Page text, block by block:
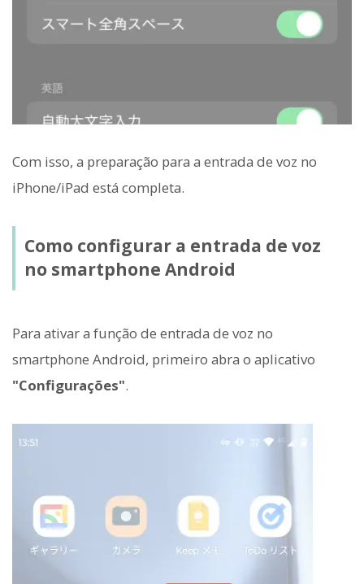
Com isso, a preparação para a entrada de voz no
iPhone/iPad está completa.
Como configurar a entrada de voz
no smartphone Android
Para ativar a função de entrada de voz no
smartphone Android, primeiro abra o aplicativo
"Configurações".